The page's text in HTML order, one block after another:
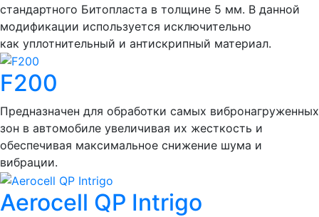
стандартного Битопласта в толщине 5 мм. В данной
модификации используется исключительно
как уплотнительный и антискрипный материал.
F200
Предназначен для обработки самых вибронагруженных
зон в автомобиле увеличивая их жесткость и
обеспечивая максимальное снижение шума и
вибрации.
Aerocell QP Intrigo